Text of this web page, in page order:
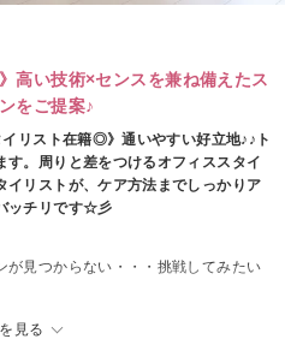
高い技術×センスを兼ね備えたス
をご提案♪
イリスト在籍◎》通いやすい好立地♪♪ト
。周りと差をつけるオフィススタイ
リストが、ケア方法までしっかりア
ッチリです☆彡
見る
が見つからない・・・挑戦してみたい